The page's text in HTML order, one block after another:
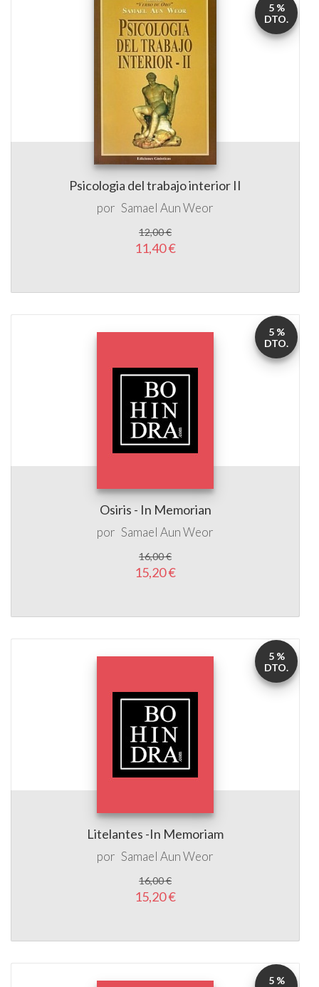
Psicologia del trabajo interior II
por Samael Aun Weor
12,00 €
11,40 €
5 %
DTO.
Osiris - In Memorian
por Samael Aun Weor
16,00 €
15,20 €
5 %
DTO.
Litelantes -In Memoriam
por Samael Aun Weor
16,00 €
15,20 €
5 %
DTO.
5 %